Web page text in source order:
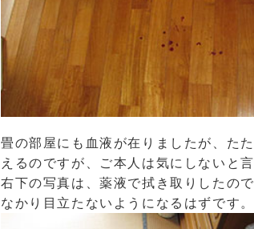
畳の部屋にも血液が在りましたが、た
えるのですが、ご本人は気にしないと
右下の写真は、薬液で拭き取りしたの
なかり目立たないようになるはずです。